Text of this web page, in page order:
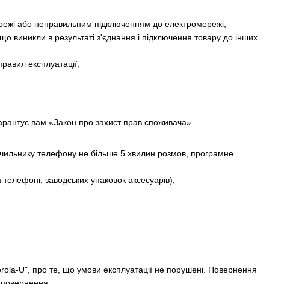
або неправильним підключенням до електромережі;
в результаті з'єднання і підключення товару до інших
експлуатації;
вам «Закон про захист прав споживача».
телефону не більше 5 хвилин розмов, програмне
заводських упаковок аксесуарів);
U", про те, що умови експлуатації не порушені. Повернення